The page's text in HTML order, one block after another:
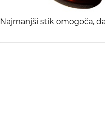
Najmanjši stik omogoča,